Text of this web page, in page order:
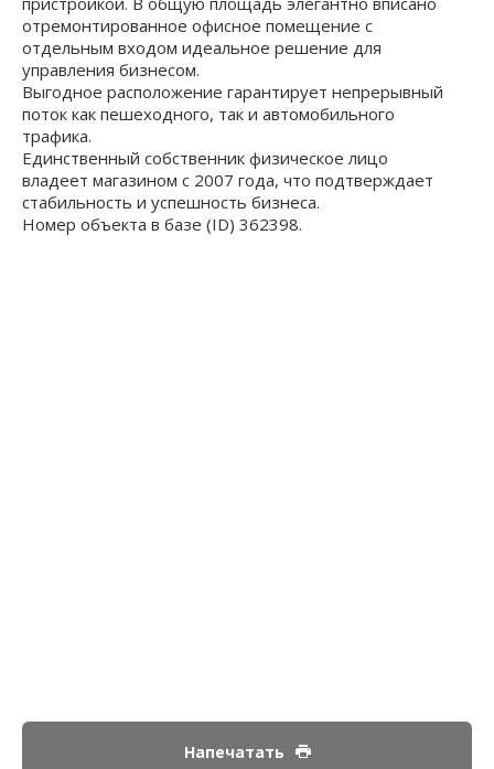
отремонтированное офисное помещение с
отдельным входом идеальное решение для
управления бизнесом.
Выгодное расположение гарантирует непрерывный
поток как пешеходного, так и автомобильного
трафика.
Единственный собственник физическое лицо
владеет магазином с 2007 года, что подтверждает
стабильность и успешность бизнеса.
Номер объекта в базе (ID) 362398.
Напечатать